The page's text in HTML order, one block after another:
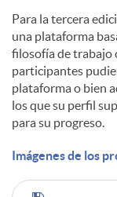
Para la tercera
una plataforma
filosofía de trabajo
participantes
plataforma o bien
los que su perfil
para su progreso.
Imágenes de los